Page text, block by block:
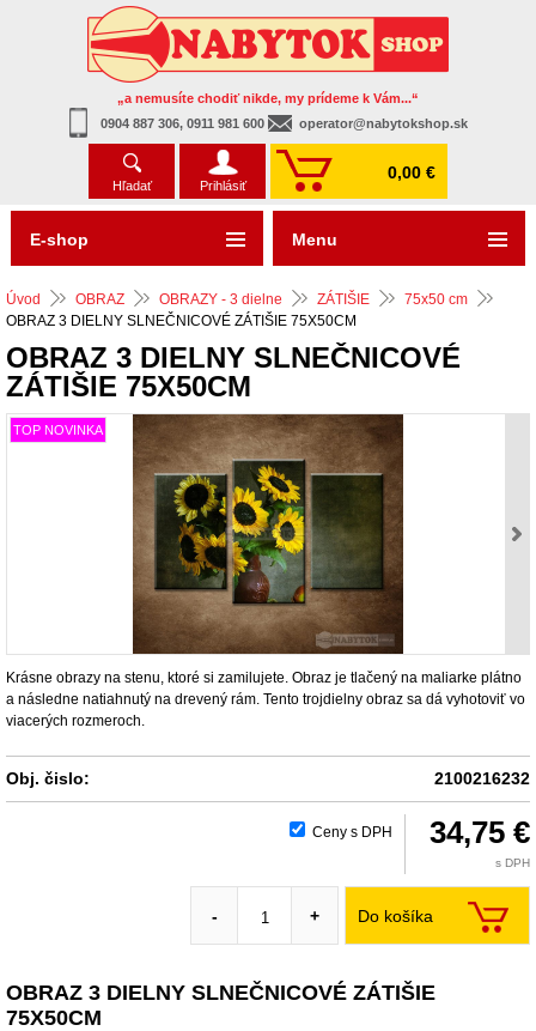
„a nemusíte chodiť nikde, my prídeme k Vám...“
0904 887 306, 0911 981 600
operator@nabytokshop.sk
Hľadať Prihlásiť
0,00 €
Úvod OBRAZ OBRAZY - 3 dielne ZÁTIŠIE
75x50 cm
OBRAZ 3 DIELNY SLNEČNICOVÉ ZÁTIŠIE 75X50CM
OBRAZ 3 DIELNY SLNEČNICOVÉ
ZÁTIŠIE 75X50CM
TOP NOVINKA
Krásne obrazy na stenu, ktoré si zamilujete. Obraz je tlačený na maliarke plátno
a následne natiahnutý na drevený rám. Tento trojdielny obraz sa dá vyhotoviť vo
viacerých rozmeroch.
Obj. čislo: 2100216232
Ceny s DPH 34,75 €
s DPH
Do košíka
- +
OBRAZ 3 DIELNY SLNEČNICOVÉ ZÁTIŠIE
75X50CM
E-shop Menu